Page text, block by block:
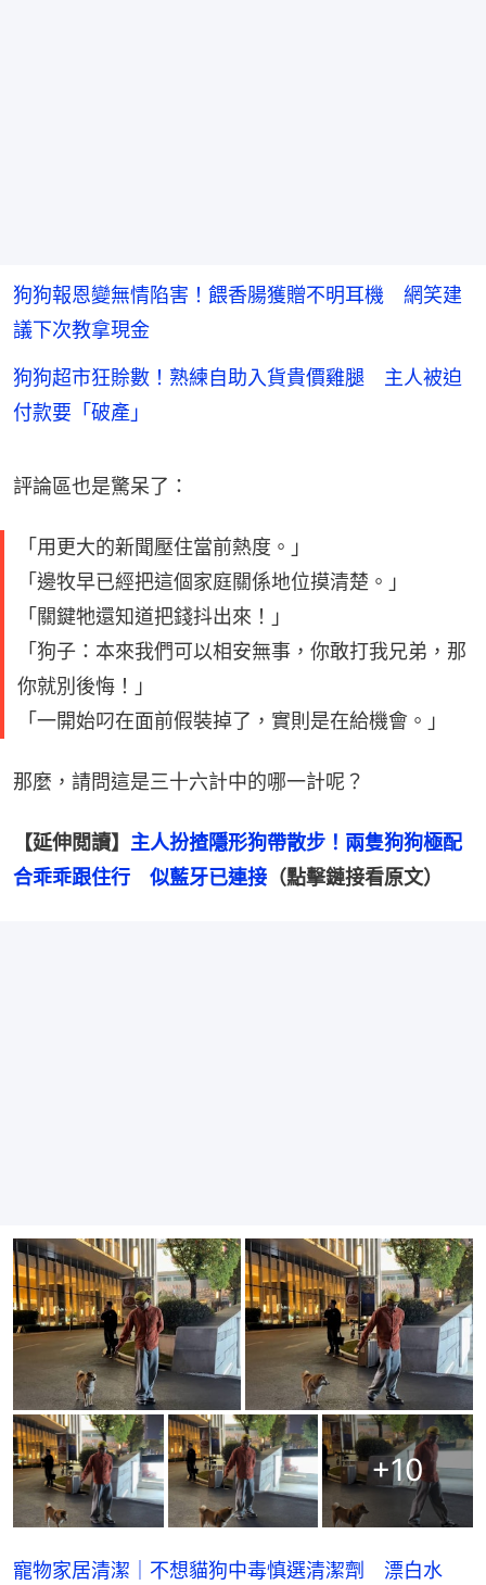
狗狗報恩變無情陷害！餵香腸獲贈不明耳機 網笑建
議下次教拿現金
狗狗超市狂賒數！熟練自助入貨貴價雞腿 主人被迫
付款要「破產」
評論區也是驚呆了：
「用更大的新聞壓住當前熱度。」
「邊牧早已經把這個家庭關係地位摸清楚。」
「關鍵牠還知道把錢抖出來！」
「狗子：本來我們可以相安無事，你敢打我兄弟，那
你就別後悔！」
「一開始叼在面前假裝掉了，實則是在給機會。」
那麼，請問這是三十六計中的哪一計呢？
【延伸閲讀】 主人扮揸隱形狗帶散步！兩隻狗狗極配
合乖乖跟住行　似藍牙已連接 （點擊鏈接看原文）
+10
寵物家居清潔｜不想貓狗中毒慎選清潔劑 漂白水